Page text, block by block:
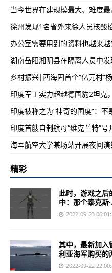
徐州发现1名省外来徐人员核酸
办公室需要用到的资料也越来越
湖南岳阳湘阴县在隔离人员中
乡村振兴|西海固首个“亿元村”
印度军工实力超越德国豹2坦克
印度被称之为“神奇的国度”：
印度首艘自制航母“维克兰特”
海军航空大学某场站开展夜间
精彩
此时，游戏之后
中：那个泰克斯
2022-09-23
其中，最新加入
利亚海军购买的
2022-09-22